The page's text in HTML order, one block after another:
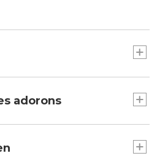
adorons
tout Boat and Tote,